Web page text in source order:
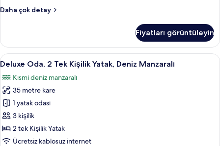
görün
Daha çok detay
Deluxe
Kişilik
Yatak
hakkında
fazla
detay
Fiyatları görüntüleyin
Deluxe
Oda,
2
Tek
Kişilik
Yatak,
Deniz
Manzaralı
Kaliteli yatak takımı, Tempur-Pedic
8
Deluxe Oda, 2 Tek Kişilik Yatak, Deniz Manzaralı
Kısmi deniz manzaralı
35 metre kare
1 yatak odası
3 kişilik
2 tek Kişilik Yatak
Ücretsiz kablosuz internet